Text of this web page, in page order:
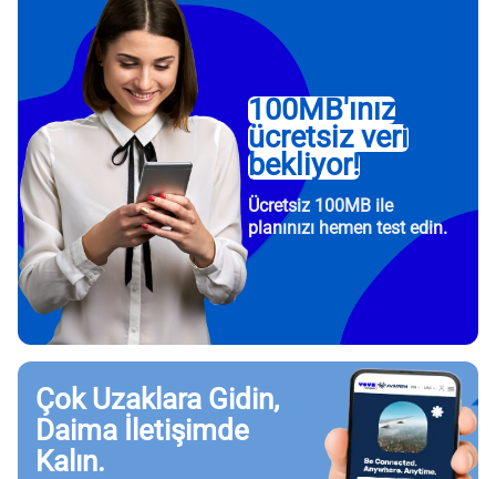
100MB'ınız
ücretsiz veri
bekliyor!
Ücretsiz 100MB ile
planınızı hemen test edin.
Çok Uzaklara Gidin,
Daima İletişimde
Kalın.